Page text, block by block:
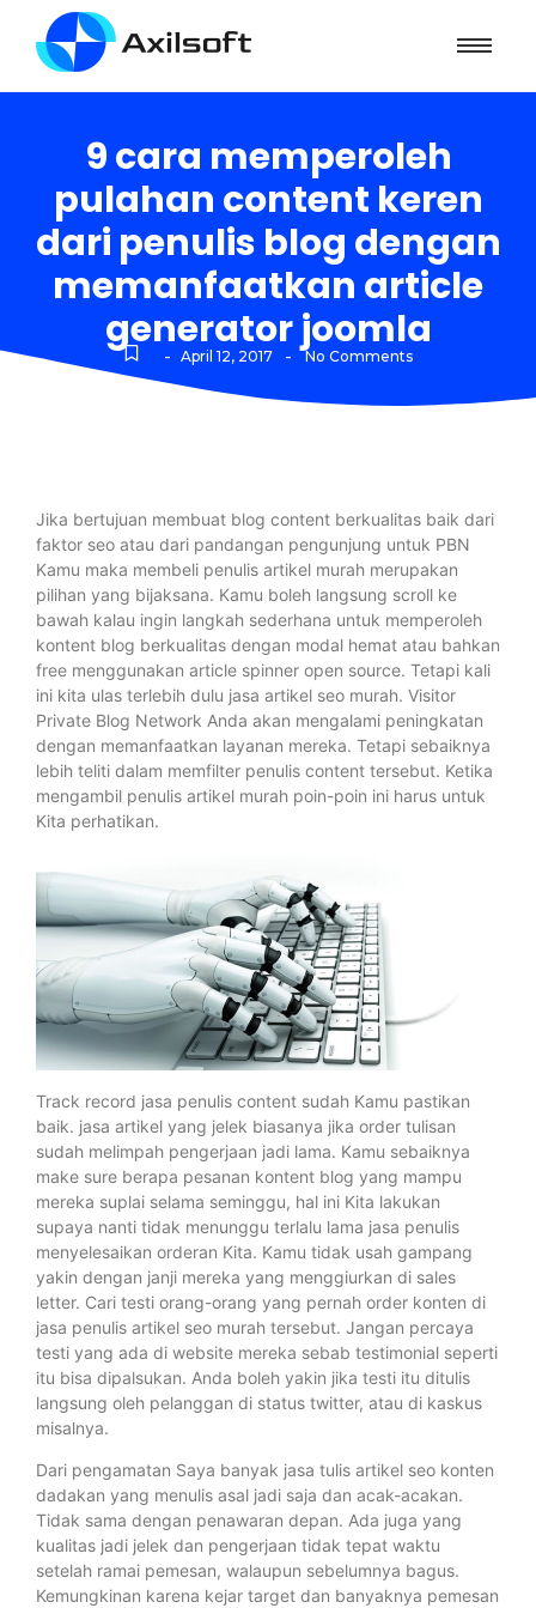
9 cara memperoleh
pulahan content keren
dari penulis blog dengan
memanfaatkan article
generator joomla
- April 12, 2017 - No Comments
Jika bertujuan membuat blog content berkualitas baik dari
faktor seo atau dari pandangan pengunjung untuk PBN
Kamu maka membeli penulis artikel murah merupakan
pilihan yang bijaksana. Kamu boleh langsung scroll ke
bawah kalau ingin langkah sederhana untuk memperoleh
kontent blog berkualitas dengan modal hemat atau bahkan
free menggunakan article spinner open source. Tetapi kali
ini kita ulas terlebih dulu jasa artikel seo murah. Visitor
Private Blog Network Anda akan mengalami peningkatan
dengan memanfaatkan layanan mereka. Tetapi sebaiknya
lebih teliti dalam memfilter penulis content tersebut. Ketika
mengambil penulis artikel murah poin-poin ini harus untuk
Kita perhatikan.
Track record jasa penulis content sudah Kamu pastikan
baik. jasa artikel yang jelek biasanya jika order tulisan
sudah melimpah pengerjaan jadi lama. Kamu sebaiknya
make sure berapa pesanan kontent blog yang mampu
mereka suplai selama seminggu, hal ini Kita lakukan
supaya nanti tidak menunggu terlalu lama jasa penulis
menyelesaikan orderan Kita. Kamu tidak usah gampang
yakin dengan janji mereka yang menggiurkan di sales
letter. Cari testi orang-orang yang pernah order konten di
jasa penulis artikel seo murah tersebut. Jangan percaya
testi yang ada di website mereka sebab testimonial seperti
itu bisa dipalsukan. Anda boleh yakin jika testi itu ditulis
langsung oleh pelanggan di status twitter, atau di kaskus
misalnya.
Dari pengamatan Saya banyak jasa tulis artikel seo konten
dadakan yang menulis asal jadi saja dan acak-acakan.
Tidak sama dengan penawaran depan. Ada juga yang
kualitas jadi jelek dan pengerjaan tidak tepat waktu
setelah ramai pemesan, walaupun sebelumnya bagus.
Kemungkinan karena kejar target dan banyaknya pemesan